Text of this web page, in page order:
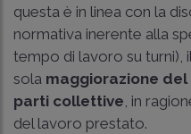
questa è in linea con la
normativa inerente alla
tempo di lavoro su turni),
sola maggiorazione
parti collettive, in
del lavoro prestato.